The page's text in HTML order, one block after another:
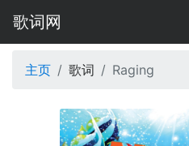
歌词网
主页 歌词 Raging